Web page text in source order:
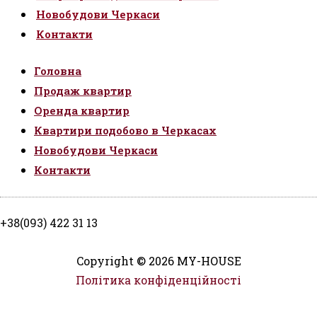
Новобудови Черкаси
Контакти
Головна
Продаж квартир
Оренда квартир
Квартири подобово в Черкасах
Новобудови Черкаси
Контакти
+38(093) 422 31 13
Copyright © 2026 MY-HOUSE
Політика конфіденційності